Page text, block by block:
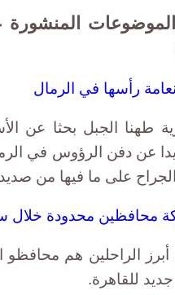
الموضوعات
رأسها في الرمال
طهنا الجبل بحثا عن
عن دفن الرؤوس في
على ما فيها من
محافظين محدودة خلال
الراحلين هم محافظو
للقاهرة.